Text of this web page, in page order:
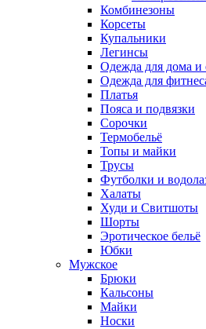
Комбинезоны
Корсеты
Купальники
Легинсы
Одежда для дома и
Одежда для
Платья
Пояса и подвязки
Сорочки
Термобельё
Топы и майки
Трусы
Футболки и
Халаты
Худи и Свитшоты
Шорты
Эротическое бельё
Юбки
Мужское
Брюки
Кальсоны
Майки
Носки